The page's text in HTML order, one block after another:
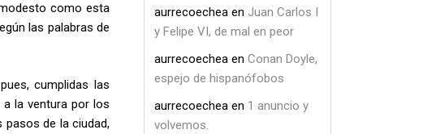
como esta
las palabras de
cumplidas las
a la ventura por los
de la ciudad,
aurrecoechea en Juan Carlos I
y Felipe VI, de mal en peor
aurrecoechea en Conan Doyle,
espejo de hispanófobos
aurrecoechea en 1 anuncio y
volvemos.